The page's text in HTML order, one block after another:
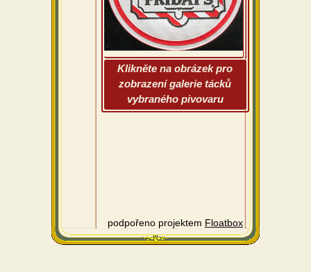
Klikněte na obrázek pro
zobrazení galerie tácků
vybraného pivovaru
podpořeno projektem Floatbox